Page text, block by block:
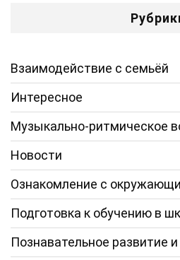
Взаимодействие с семьёй
Интересное
Музыкально-ритмическое
Новости
Ознакомление с
Подготовка к обучению в
Познавательное развитие